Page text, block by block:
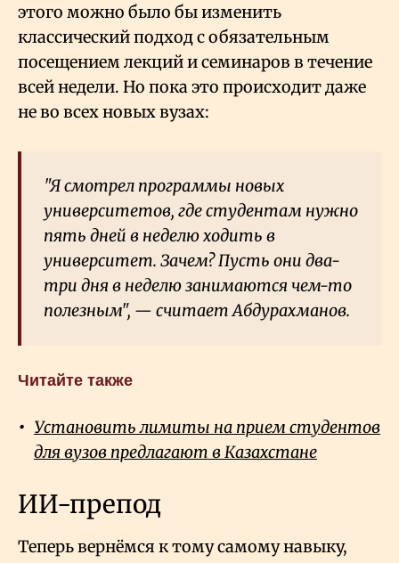
этого можно было бы изменить
классический подход с обязательным
посещением лекций и семинаров в течение
всей недели. Но пока это происходит даже
не во всех новых вузах:
"Я смотрел программы новых
университетов, где студентам нужно
пять дней в неделю ходить в
университет. Зачем? Пусть они два-
три дня в неделю занимаются чем-то
полезным", — считает Абдурахманов.
Читайте также
Установить лимиты на прием студентов
для вузов предлагают в Казахстане
ИИ-препод
Теперь вернёмся к тому самому навыку,